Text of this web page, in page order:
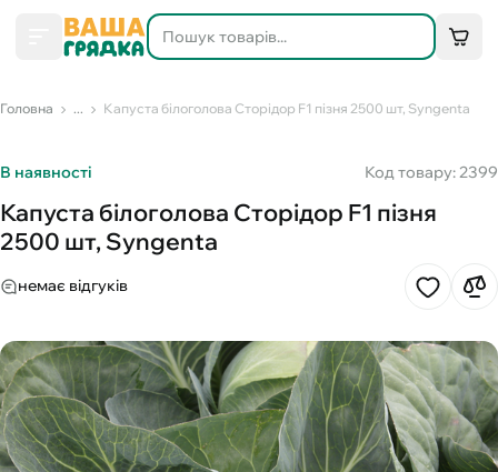
Головна ... Капуста білоголова Сторідор F1 пізня 2500 шт, Syngenta
В наявності Код товару: 2399
Капуста білоголова Сторідор F1 пізня
2500 шт, Syngenta
немає відгуків